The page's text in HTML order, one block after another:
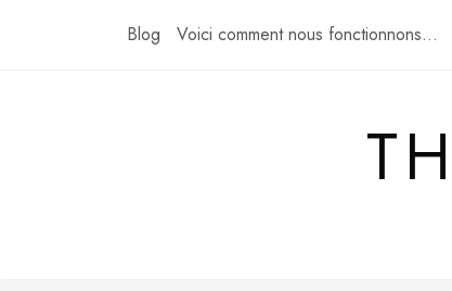
Blog Voici comment nous fonctionnons…